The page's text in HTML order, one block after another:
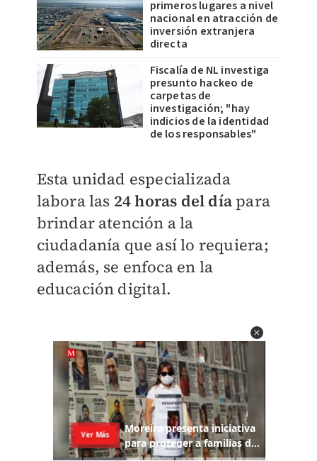
primeros lugares a nivel
nacional en atracción de
inversión extranjera
directa
Fiscalía de NL investiga
presunto hackeo de
carpetas de
investigación; "hay
indicios de la identidad
de los responsables"
Esta unidad especializada
labora las 24 horas del día para
brindar atención a la
ciudadanía que así lo requiera;
además, se enfoca en la
educación digital.